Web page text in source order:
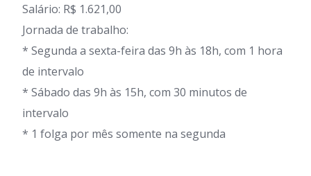
Salário: R$ 1.621,00
Jornada de trabalho:
* Segunda a sexta-feira das 9h às 18h, com 1 hora
de intervalo
* Sábado das 9h às 15h, com 30 minutos de
intervalo
* ⁠1 folga por mês somente na segunda